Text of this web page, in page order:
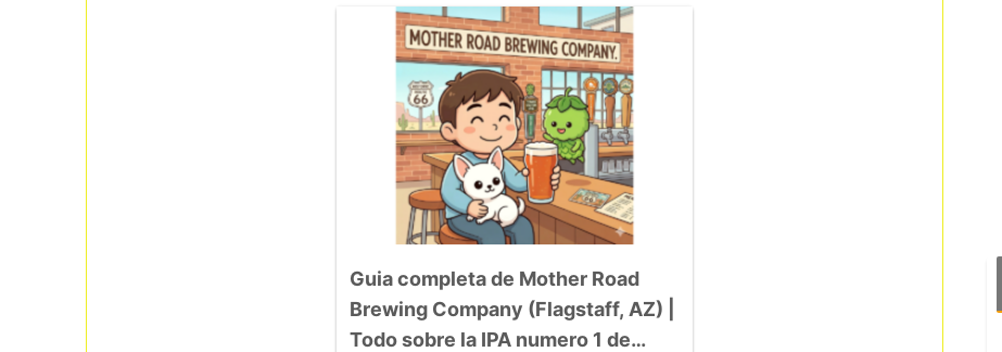
Guia completa de Mother Road
Brewing Company (Flagstaff, AZ) |
Todo sobre la IPA numero 1 de